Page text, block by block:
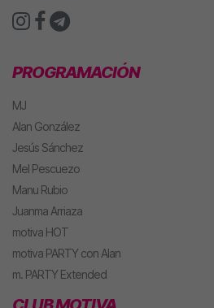
PROGRAMACIÓN
MJ
Alan González
Jesús Sánchez
Mel Pescuezo
Manu Rubio
Juanma Arriaza
motiva HOT
motiva PARTY con Alan
m. PARTY Extended